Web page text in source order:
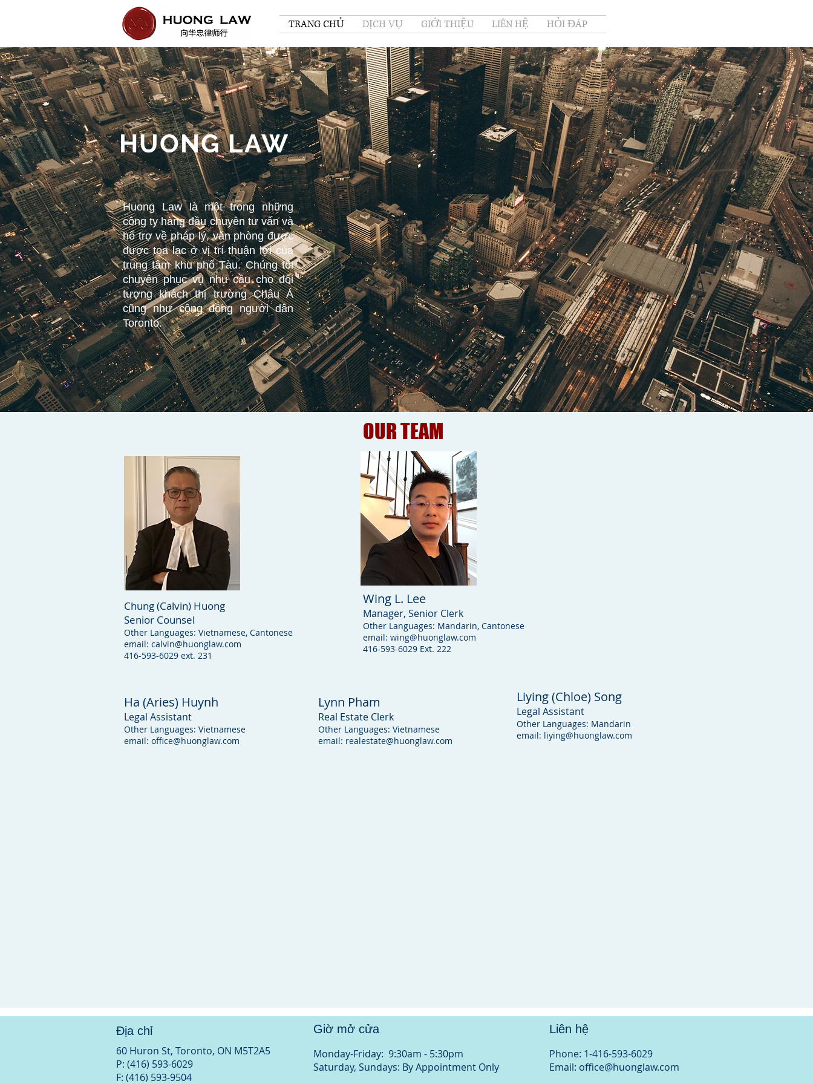
TRANG CHỦ DỊCH VỤ GIỚI THIỆU LIÊN HỆ HỎI ĐÁP
HUONG LAW
Huong Law là một trong những
công ty hàng đầu chuyên tư vấn và
hổ trợ về pháp lý, văn phòng được
được tọa lạc ở vị trí thuận lợi của
trung tâm khu phố Tàu. Chúng tôi
chuyên phục vụ nhu cầu cho đối
tượng khách thị trường Châu Á
cũng như cộng đồng người dân
Toronto.
OUR TEAM
Chung (Calvin) Huong
Senior Counsel
Other Languages: Vietnamese, Cantonese
email: calvin@huonglaw.com
416-593-6029 ext. 231
Ha (Aries) Huynh
Legal Assistant
Other Languages: Vietnamese
email: office@huonglaw.com
Wing L. Lee
Manager, Senior Clerk
Other Languages: Mandarin, Cantonese
email: wing@huonglaw.com
416-593-6029 Ext. 222
Lynn Pham
Real Estate Clerk
Other Languages: Vietnamese
email: realestate@huonglaw.com
Liying (Chloe) Song
Legal Assistant
Other Languages: Mandarin
email: liying@huonglaw.com
Giờ mở cửa
Monday-Friday: 9:30am - 5:30pm
Saturday, Sundays: By Appointment Only
Liên hệ
Phone: 1-416-593-6029
Email: office@huonglaw.com
60 Huron St, Toronto, ON M5T2A5
P: (416) 593-6029
F: (416) 593-9504
Địa chỉ